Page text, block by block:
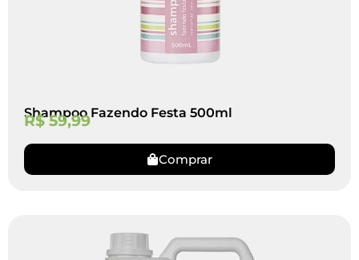
Shampoo Fazendo Festa 500ml
R$59,99
Comprar